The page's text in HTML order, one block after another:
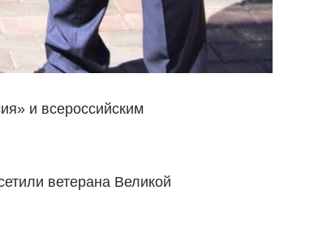
и всероссийским
ветерана Великой